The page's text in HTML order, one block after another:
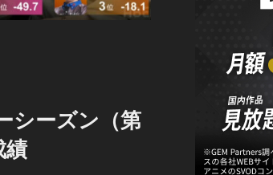
シーズン（第
績